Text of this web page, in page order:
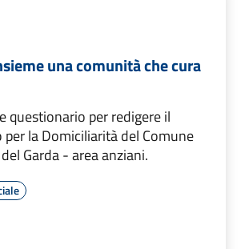
una comunità che cura
questionario per redigere il
la Domiciliarità del Comune
Garda - area anziani.